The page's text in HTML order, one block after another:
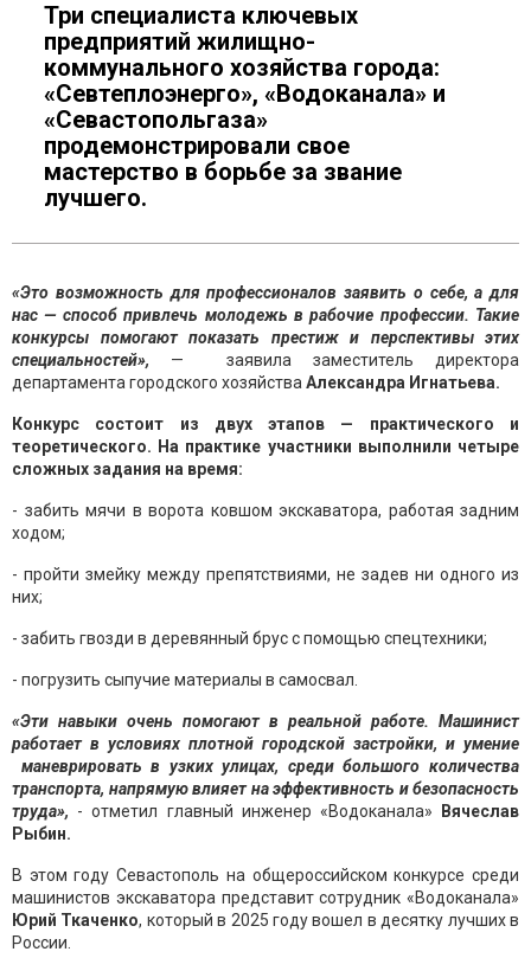
Три специалиста ключевых
предприятий жилищно-
коммунального хозяйства города:
«Севтеплоэнерго», «Водоканала» и
«Севастопольгаза»
продемонстрировали свое
мастерство в борьбе за звание
лучшего.
«Это возможность для профессионалов заявить о себе, а для
нас — способ привлечь молодежь в рабочие профессии. Такие
конкурсы помогают показать престиж и перспективы этих
специальностей», — заявила заместитель директора
департамента городского хозяйства Александра Игнатьева.
Конкурс состоит из двух этапов — практического и
теоретического. На практике участники выполнили четыре
сложных задания на время:
- забить мячи в ворота ковшом экскаватора, работая задним
ходом;
- пройти змейку между препятствиями, не задев ни одного из
них;
- забить гвозди в деревянный брус с помощью спецтехники;
- погрузить сыпучие материалы в самосвал.
«Эти навыки очень помогают в реальной работе. Машинист
работает в условиях плотной городской застройки, и умение
маневрировать в узких улицах, среди большого количества
транспорта, напрямую влияет на эффективность и безопасность
труда», - отметил главный инженер «Водоканала»
Вячеслав
Рыбин.
В этом году Севастополь на общероссийском конкурсе среди
машинистов экскаватора представит сотрудник «Водоканала»
Юрий Ткаченко, который в 2025 году вошел в десятку лучших в
России.